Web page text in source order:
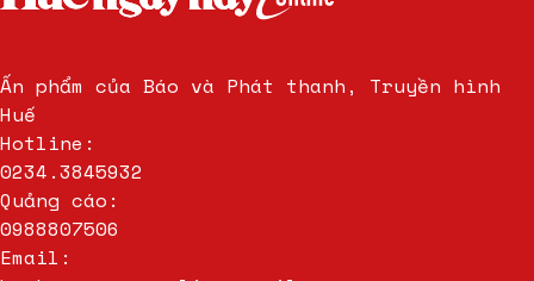
Ấn phẩm của Báo và Phát thanh, Truyền hình
Huế
Hotline:
0234.3845932
Quảng cáo:
0988807506
Email: